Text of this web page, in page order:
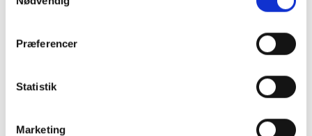
Præferencer
Statistik
Marketing